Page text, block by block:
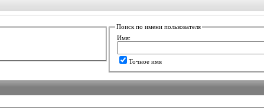
Поиск по имени пользователя
Имя:
Точное имя